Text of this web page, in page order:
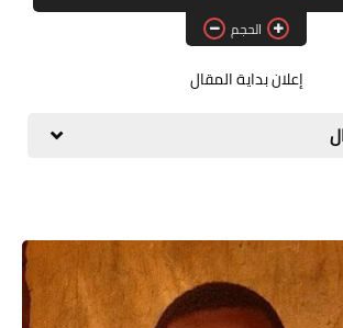
قراءات
دراسات
شخصيات
ذاكرة كوباني
الحجم
إعلان بداية المقال